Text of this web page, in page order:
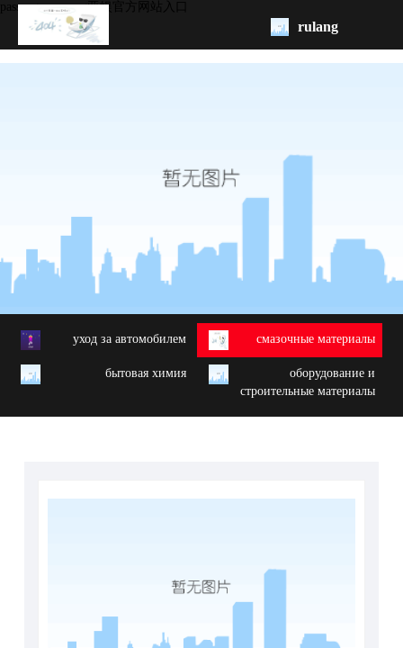
passenger car -ag亚娱官方网站入口
rulang
свяжитесь
с нами
yход за автомобилем
cмазочные материалы
бытовая химия
oборудование и
строительные материалы